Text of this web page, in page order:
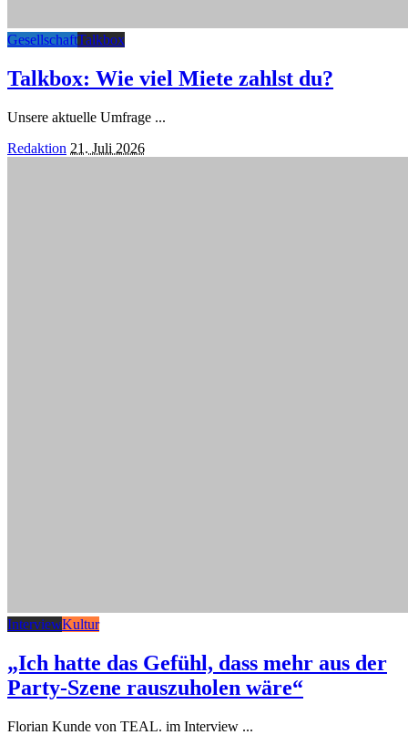
GesellschaftTalkbox
Talkbox: Wie viel Miete zahlst du?
Unsere aktuelle Umfrage ...
Posted
Redaktion 21. Juli 2026
InterviewKultur
„Ich hatte das Gefühl, dass mehr aus der
Party-Szene rauszuholen wäre“
Florian Kunde von TEAL. im Interview ...